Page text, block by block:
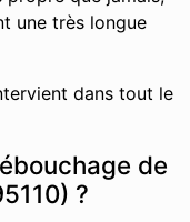
une très longue
dans tout le
de
?